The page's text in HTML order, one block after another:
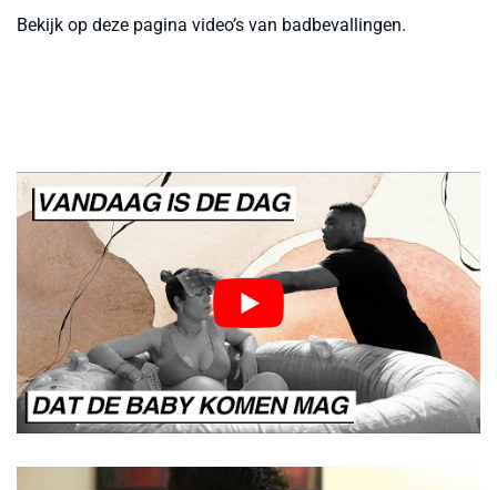
€165,00 ADD
Bekijk op deze pagina video’s van badbevallingen.